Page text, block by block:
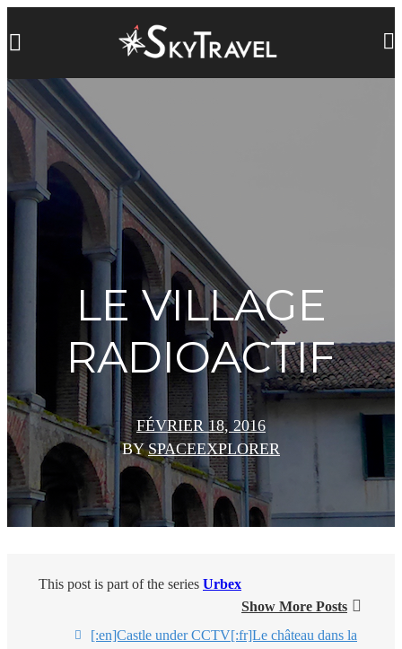
LE VILLAGE
RADIOACTIF
FÉVRIER 18, 2016
BYSPACEEXPLORER
This post is part of the series Urbex
Show More Posts
[:en]Castle under CCTV[:fr]Le château dans la